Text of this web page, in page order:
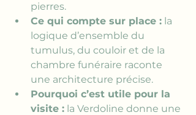
pierres.
Ce qui compte sur place : la
logique d’ensemble du
tumulus, du couloir et de la
chambre funéraire raconte
une architecture précise.
Pourquoi c’est utile pour la
visite : la Verdoline donne une